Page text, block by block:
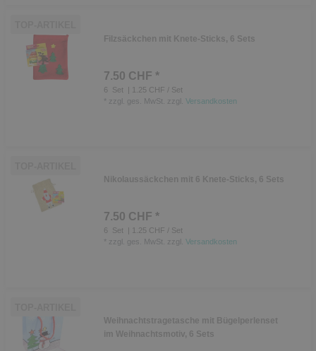
Filzsäckchen mit Knete-Sticks, 6 Sets
7.50 CHF *
6 Set
| 1.25 CHF / Set
zzgl. ges. MwSt. zzgl. Versandkosten
Nikolaussäckchen mit 6 Knete-Sticks, 6 Sets
7.50 CHF *
6 Set
| 1.25 CHF / Set
zzgl. ges. MwSt. zzgl. Versandkosten
Weihnachtstragetasche mit Bügelperlenset
im Weihnachtsmotiv, 6 Sets